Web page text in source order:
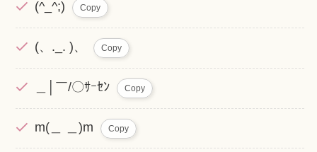
(^_^;) Copy
(、._. )、 Copy
＿│￣/〇ｻｰｾﾝ Copy
m(＿ ＿)m Copy